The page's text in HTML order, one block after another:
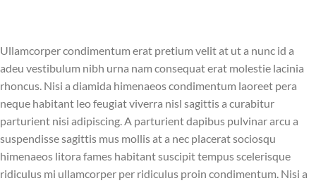
Ullamcorper condimentum erat pretium velit at ut a nunc id a
adeu vestibulum nibh urna nam consequat erat molestie lacinia
rhoncus. Nisi a diamida himenaeos condimentum laoreet pera
neque habitant leo feugiat viverra nisl sagittis a curabitur
parturient nisi adipiscing. A parturient dapibus pulvinar arcu a
suspendisse sagittis mus mollis at a nec placerat sociosqu
himenaeos litora fames habitant suscipit tempus scelerisque
ridiculus mi ullamcorper per ridiculus proin condimentum. Nisi a